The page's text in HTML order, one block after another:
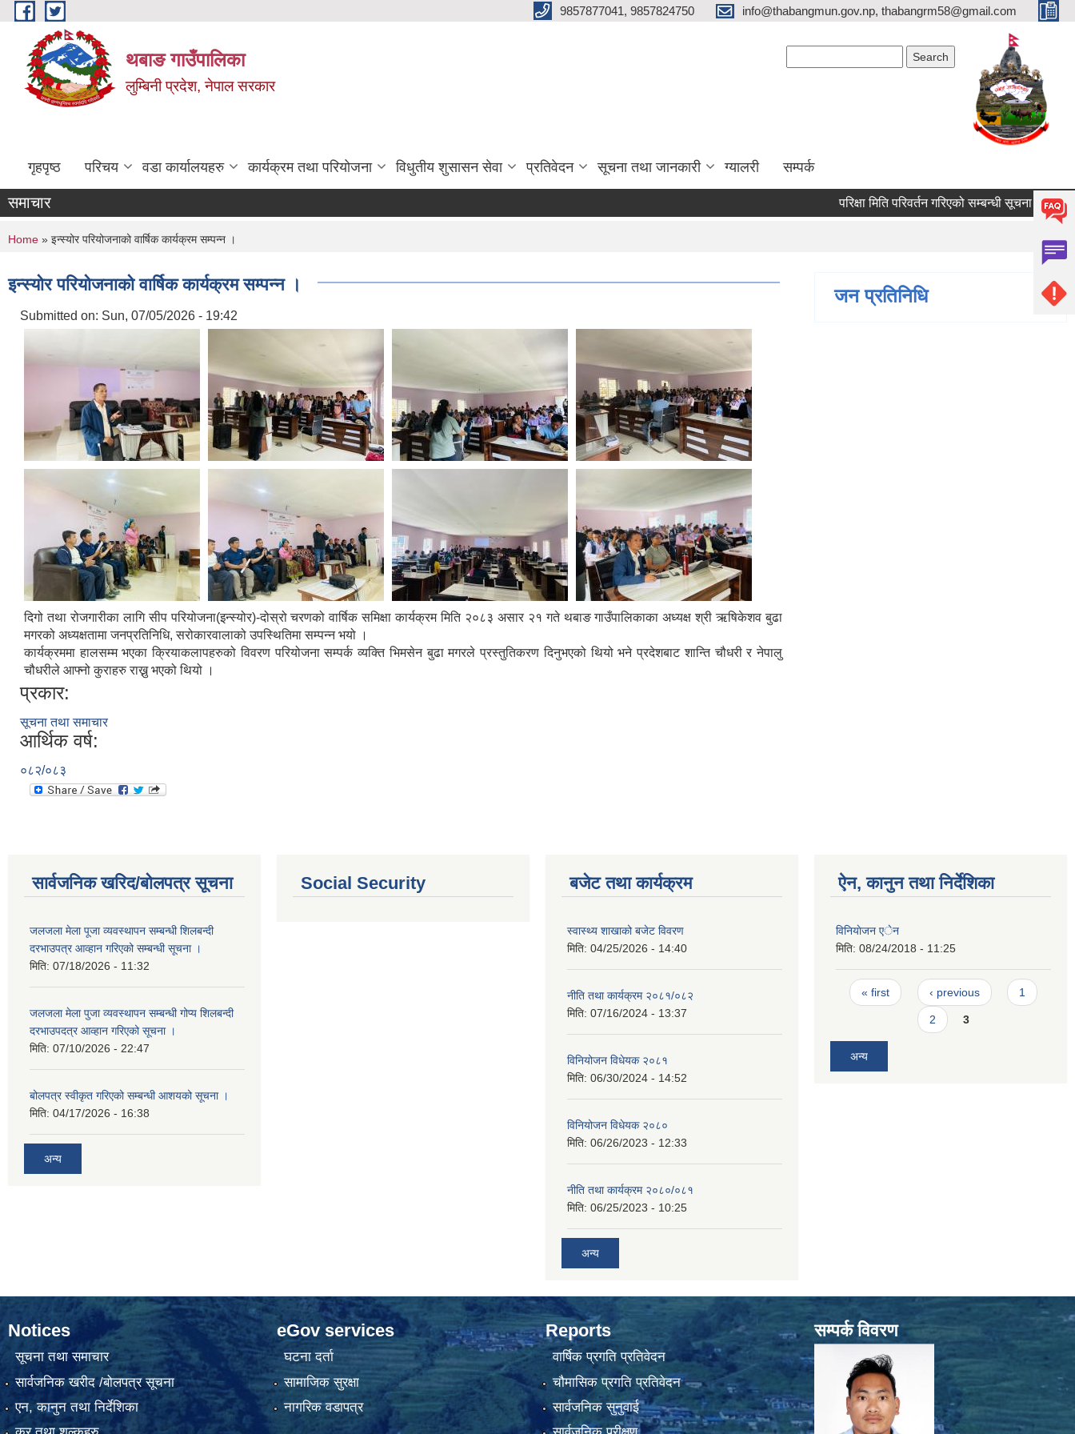
Skip to main content 9857877041, 9857824750 info@thabangmun.gov.np, thabangrm58@gmail.com
थबाङ गाउँपालिका
लुम्बिनी प्रदेश, नेपाल सरकार
गृहपृष्ठ परिचय वडा कार्यालयहरु कार्यक्रम तथा परियोजना विधुतीय शुसासन सेवा प्रतिवेदन सूचना तथा जानकारी ग्यालरी सम्पर्क
समाचार परिक्षा मिति परिवर्तन गरिएको सम्बन्धी सूचना । मृगौला
You are here
Home » इन्स्योर परियोजनाको वार्षिक कार्यक्रम सम्पन्न ।
इन्स्योर परियोजनाको वार्षिक कार्यक्रम सम्पन्न ।
Submitted on: Sun, 07/05/2026 - 19:42
दिगो तथा रोजगारीका लागि सीप परियोजना(इन्स्योर)-दोस्रो चरणको वार्षिक समिक्षा कार्यक्रम मिति २०८३ असार २१ गते थबाङ गाउँपालिकाका अध्यक्ष श्री ऋषिकेशव बुढा
मगरको अध्यक्षतामा जनप्रतिनिधि, सरोकारवालाको उपस्थितिमा सम्पन्न भयो ।
कार्यक्रममा हालसम्म भएका क्रियाकलापहरुको विवरण परियोजना सम्पर्क व्यक्ति भिमसेन बुढा मगरले प्रस्तुतिकरण दिनुभएको थियो भने प्रदेशबाट शान्ति चौधरी र नेपालु
चौधरीले आफ्नो कुराहरु राख्नु भएको थियो ।
प्रकार:
सूचना तथा समाचार
आर्थिक वर्ष:
०८२/०८३
जन प्रतिनिधि
सार्वजनिक खरिद/बोलपत्र सूचना
जलजला मेला पूजा व्यवस्थापन सम्बन्धी शिलबन्दी
दरभाउपत्र आव्हान गरिएको सम्बन्धी सूचना ।
मिति: 07/18/2026 - 11:32
जलजला मेला पुजा व्यवस्थापन सम्बन्धी गोप्य शिलबन्दी
दरभाउपदत्र आव्हान गरिएको सूचना ।
मिति: 07/10/2026 - 22:47
बोलपत्र स्वीकृत गरिएको सम्बन्धी आशयको सूचना ।
मिति: 04/17/2026 - 16:38
अन्य
Social Security बजेट तथा कार्यक्रम
स्वास्थ्य शाखाको बजेट विवरण
मिति: 04/25/2026 - 14:40
नीति तथा कार्यक्रम २०८१/०८२
मिति: 07/16/2024 - 13:37
विनियोजन विधेयक २०८१
मिति: 06/30/2024 - 14:52
विनियोजन विधेयक २०८०
मिति: 06/26/2023 - 12:33
नीति तथा कार्यक्रम २०८०/०८१
मिति: 06/25/2023 - 10:25
अन्य
ऐन, कानुन तथा निर्देशिका
विनियाेजन एेन
मिति: 08/24/2018 - 11:25
Pages
« first ‹ previous 1
2 3
अन्य
Notices
सूचना तथा समाचार
सार्वजनिक खरीद /बोलपत्र सूचना
एन, कानुन तथा निर्देशिका
eGov services
घटना दर्ता
सामाजिक सुरक्षा
नागरिक वडापत्र
Reports
वार्षिक प्रगति प्रतिवेदन
चौमासिक प्रगति प्रतिवेदन
सार्वजनिक सुनुवाई
सम्पर्क विवरण